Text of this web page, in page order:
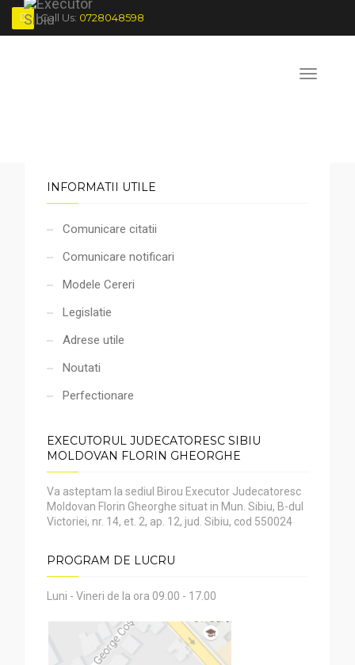
Skip
Call Us: 0728048598
Toggle
INFORMATII UTILE
Comunicare citatii
Comunicare notificari
Modele Cereri
Legislatie
Adrese utile
Noutati
Perfectionare
EXECUTORUL JUDECATORESC SIBIU
MOLDOVAN FLORIN GHEORGHE
Va asteptam la sediul Birou Executor Judecatoresc
Moldovan Florin Gheorghe situat in Mun. Sibiu, B-dul
Victoriei, nr. 14, et. 2, ap. 12, jud. Sibiu, cod 550024
PROGRAM DE LUCRU
Luni - Vineri de la ora 09.00 - 17.00